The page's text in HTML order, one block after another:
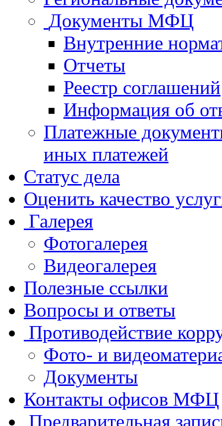
Документы МФЦ
Внутренние
Отчеты
Реестр соглашений
Информация об
Платежные
иных платежей
Статус дела
Оценить качество
Галерея
Фотогалерея
Видеогалерея
Полезные ссылки
Вопросы и ответы
Противодействие
Фото- и
Документы
Контакты офисов МФЦ
Предварительная